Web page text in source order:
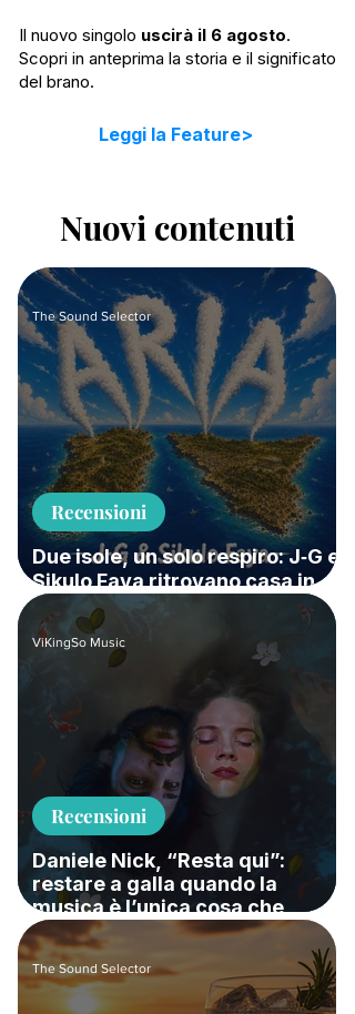
Il nuovo singolo uscirà il 6 agosto.
Scopri in anteprima la storia e il significato
del brano.
Leggi la Feature>
Nuovi contenuti
Due isole, un solo respiro: J‑G e
Sikulo Faya ritrovano casa in
“ARIA”
Recensioni
The Sound Selector
Daniele Nick, “Resta qui”:
restare a galla quando la
musica è l’unica cosa che
risponde
Recensioni
ViKingSo Music
The Sound Selector